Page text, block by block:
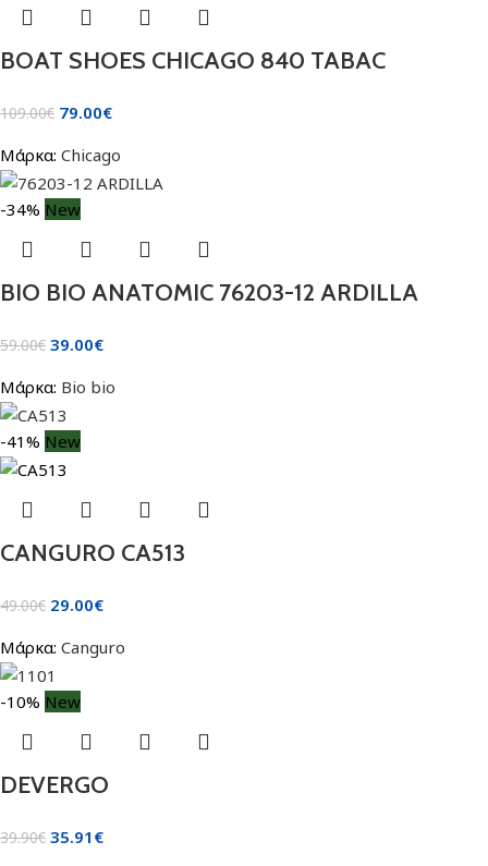
BOAT SHOES CHICAGO 840 TABAC
109.00€ 79.00€
Μάρκα: Chicago
-34% New
BIO BIO ANATOMIC 76203-12 ARDILLA
59.00€ 39.00€
Μάρκα: Bio bio
-41% New
CANGURO CA513
49.00€ 29.00€
Μάρκα: Canguro
-10% New
DEVERGO
39.90€ 35.91 €